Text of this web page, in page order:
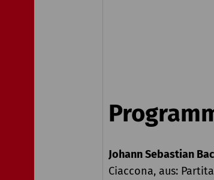
Johann Sebastian
Ciaccona, aus: